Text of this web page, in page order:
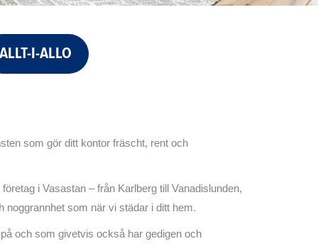
ALLT-I-ALLO
som gör ditt kontor fräscht, rent och
i Vasastan – från Karlberg till Vanadislunden,
som när vi städar i ditt hem.
och som givetvis också har gedigen och